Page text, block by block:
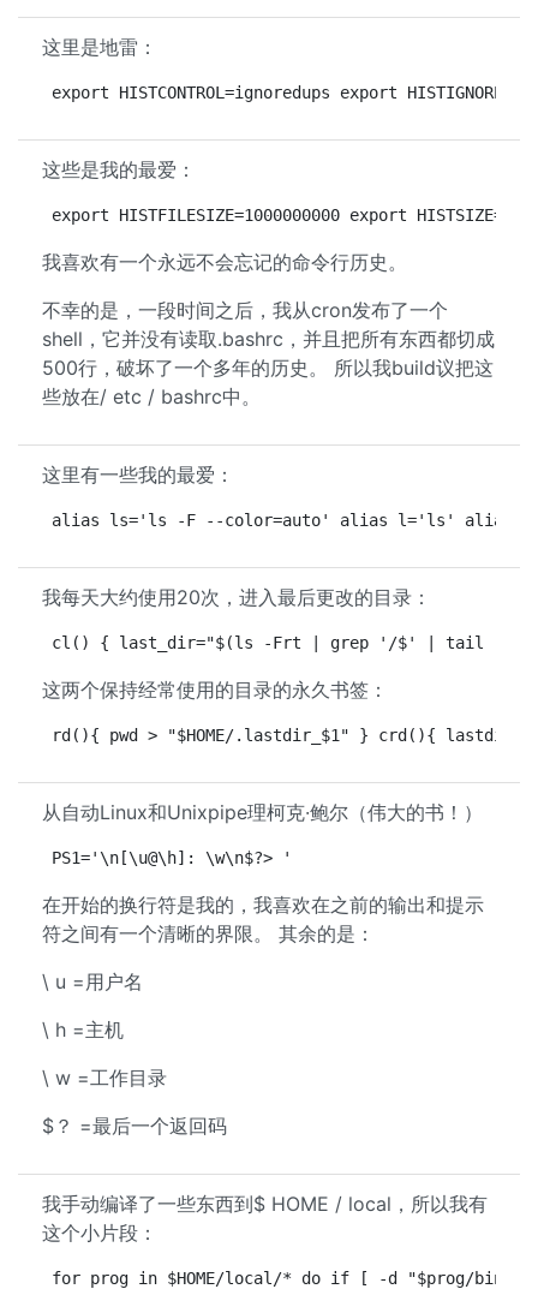
这里是地雷：
export HISTCONTROL=ignoredups export
这些是我的最爱：
export HISTFILESIZE=1000000000 export
我喜欢有一个永远不会忘记的命令行历史。
不幸的是，一段时间之后，我从cron发布了一个
shell，它并没有读取.bashrc，并且把所有东西都切成
500行，破坏了一个多年的历史。 所以我build议把这
些放在/ etc / bashrc中。
这里有一些我的最爱：
alias ls='ls -F --color=auto' alias l='ls' alias
我每天大约使用20次，进入最后更改的目录：
cl() { last_dir="$(ls -Frt | grep '/$' | tail -
这两个保持经常使用的目录的永久书签：
rd(){ pwd > "$HOME/.lastdir_$1" } crd(){
从自动Linux和Unixpipe理柯克·鲍尔（伟大的书！）
PS1='\n[\u@\h]: \w\n$?> '
在开始的换行符是我的，我喜欢在之前的输出和提示
符之间有一个清晰的界限。 其余的是：
\ u =用户名
\ h =主机
\ w =工作目录
$？ =最后一个返回码
我手动编译了一些东西到$ HOME / local，所以我有
这个小片段：
for prog in $HOME/local/* do if [ -d "$prog/bin" ];